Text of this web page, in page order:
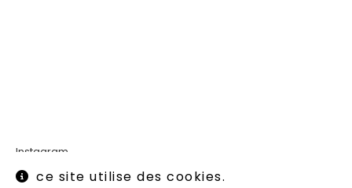
Conditions générales
Instagram
ce site utilise des cookies.